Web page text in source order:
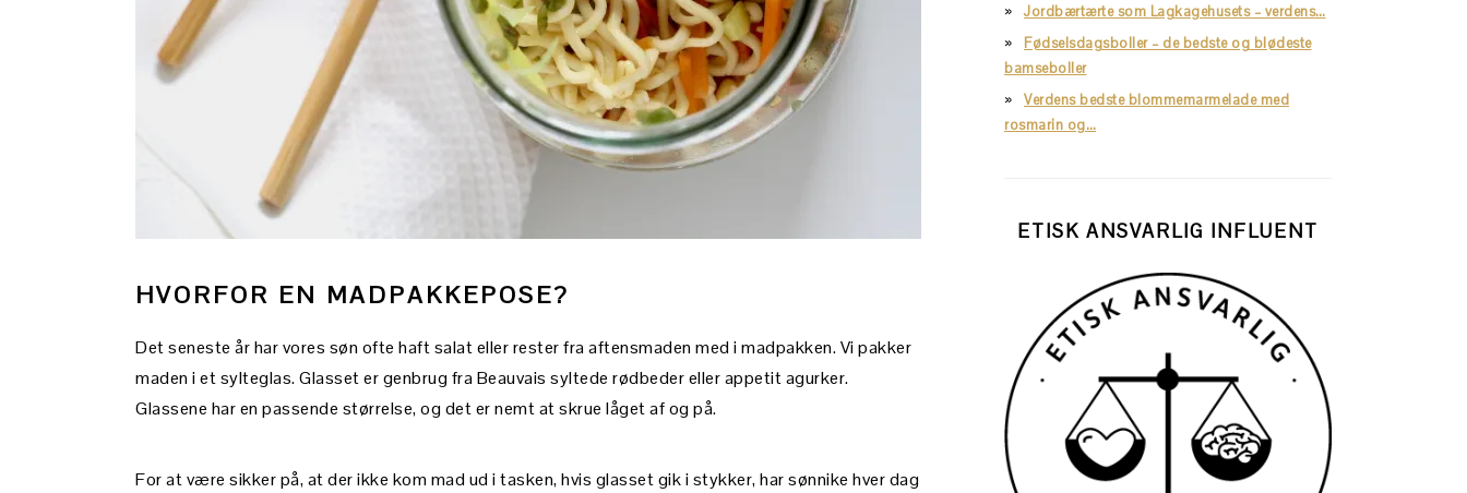
HVORFOR EN MADPAKKEPOSE?
Det seneste år har vores søn ofte haft salat eller rester fra aftensmaden med i madpakken. Vi pakker
maden i et sylteglas. Glasset er genbrug fra Beauvais syltede rødbeder eller appetit agurker.
Glassene har en passende størrelse, og det er nemt at skrue låget af og på.
For at være sikker på, at der ikke kom mad ud i tasken, hvis glasset gik i stykker, har sønnike hver dag
Jordbærtærte som Lagkagehusets – verdens…
Fødselsdagsboller – de bedste og blødeste
bamseboller
Verdens bedste blommemarmelade med
rosmarin og…
ETISK ANSVARLIG INFLUENT